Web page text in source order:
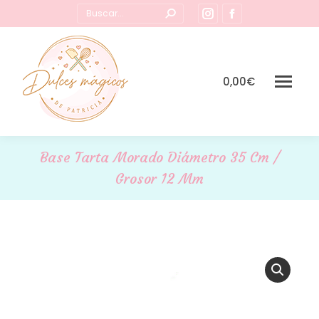
Buscar:
Instagram
page
new
page
in
0,00€
Base Tarta Morado Diámetro 35 Cm /
Grosor 12 Mm